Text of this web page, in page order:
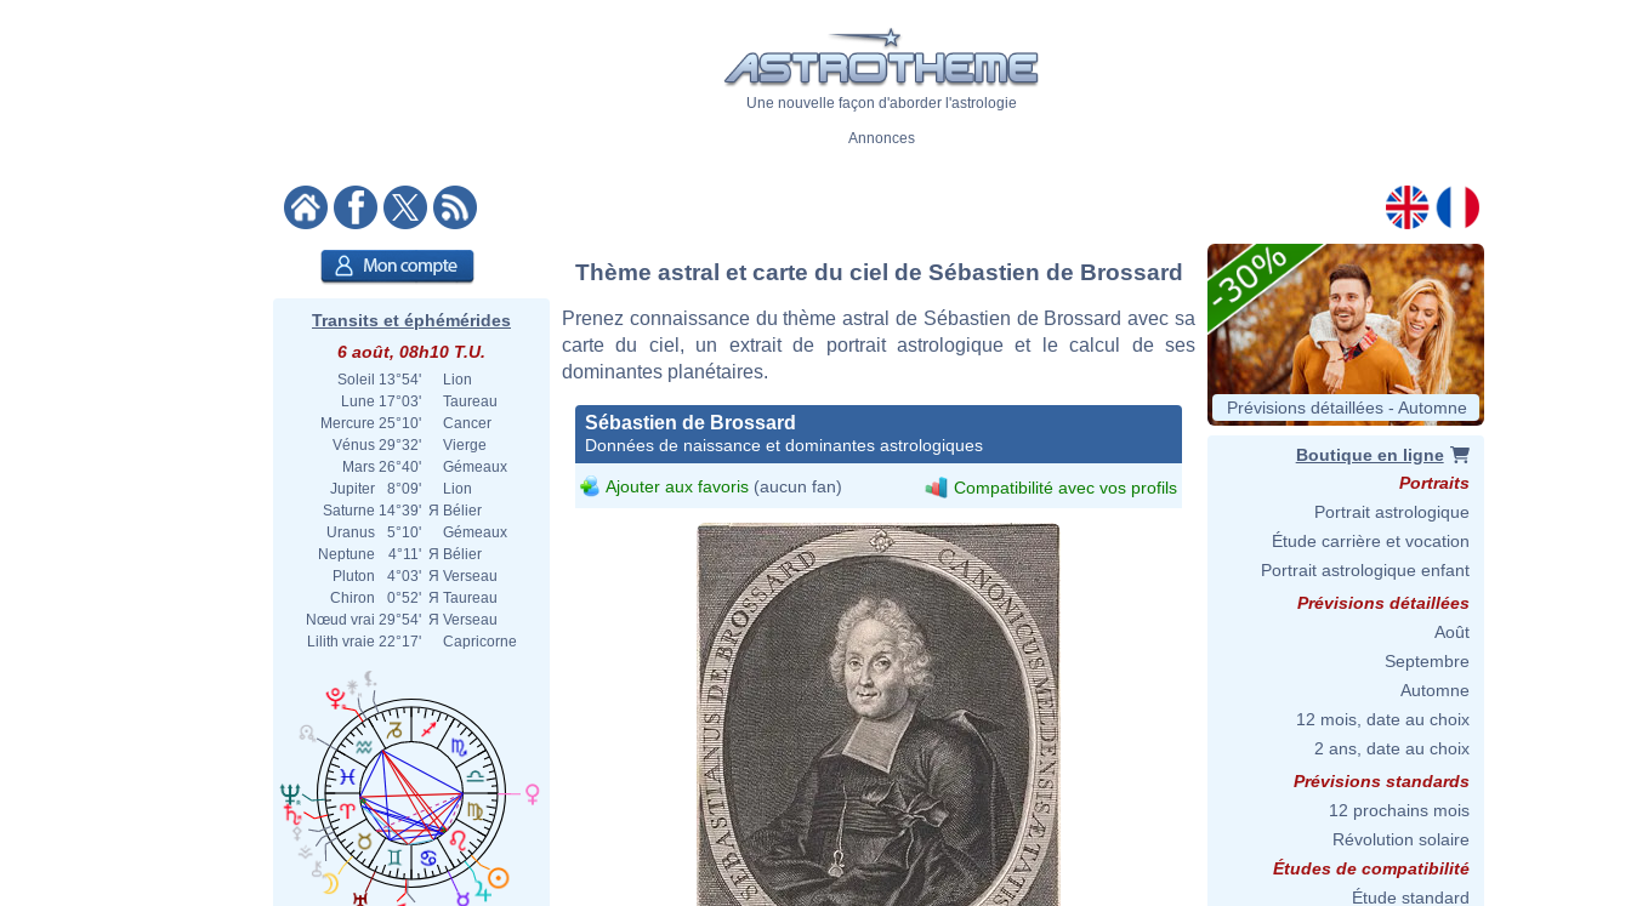
Une nouvelle façon d'aborder l'astrologie
Annonces
Transits et éphémérides
6 août, 08h10 T.U.
Soleil 13°54'
Lion
Lune 17°03'
Taureau
Mercure 25°10'
Cancer
Vénus 29°32'
Vierge
Mars 26°40'
Gémeaux
Jupiter
8°09'
Lion
Saturne 14°39' Я Bélier
Uranus
5°10'
Gémeaux
Neptune
4°11' Я Bélier
Pluton
4°03' Я Verseau
Chiron
0°52' Я Taureau
Nœud vrai 29°54' Я Verseau
Lilith vraie 22°17' Capricorne
Thème astral et carte du ciel de Sébastien de Brossard
Prenez connaissance du thème astral de Sébastien de Brossard avec sa
carte du ciel, un extrait de portrait astrologique et le calcul de ses
dominantes planétaires.
Sébastien de Brossard
Données de naissance et dominantes astrologiques
Ajouter aux favoris (aucun fan) Compatibilité avec vos profils
Prévisions détaillées - Automne
Boutique en ligne
Portraits
Portrait astrologique
Étude carrière et vocation
Portrait astrologique enfant
Prévisions détaillées
Août
Septembre
Automne
12 mois, date au choix
2 ans, date au choix
Prévisions standards
12 prochains mois
Révolution solaire
Études de compatibilité
Étude standard